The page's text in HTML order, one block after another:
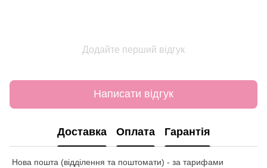
Додайте перший відгук
Написати відгук
Доставка Оплата Гарантія
Нова пошта (відділення та поштомати) - за тарифами